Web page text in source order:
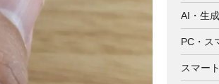
AI・生
PC・ス
スマー